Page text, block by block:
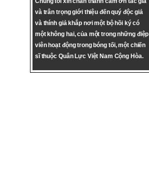
và trân trọng giới thiệu đến quý độc giả
và thính giả khắp nơi một bộ hồi ký có
một không hai, của một trong những điệp
viên hoạt động trong bóng tối, một chiến
sĩ thuộc Quân Lực Việt Nam Cộng Hòa.